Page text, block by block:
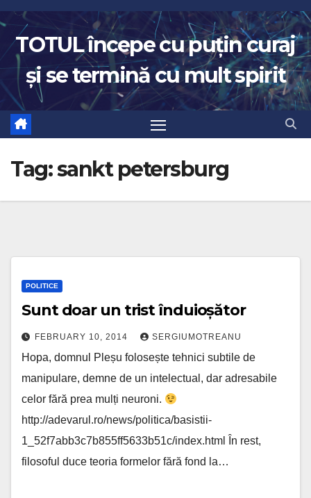
Skip
to
content
TOTUL începe cu puțin curaj
și se termină cu mult spirit
Tag:sankt petersburg
POLITICE
Sunt doar un trist înduioșător
FEBRUARY 10, 2014 SERGIUMOTREANU
Hopa, domnul Pleșu folosește tehnici subtile de
manipulare, demne de un intelectual, dar adresabile
celor fără prea mulți neuroni.
http://adevarul.ro/news/politica/basistii-
1_52f7abb3c7b855ff5633b51c/index.html În rest,
filosoful duce teoria formelor fără fond la…